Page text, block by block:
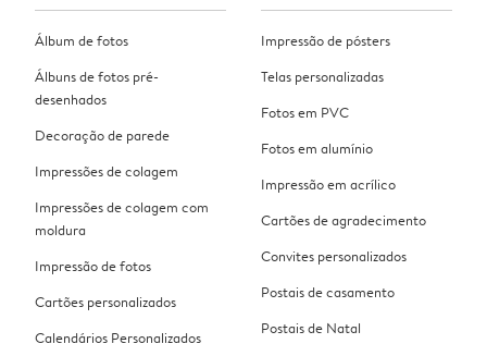
Álbum de fotos
Álbuns de fotos pré-
desenhados
Decoração de parede
Impressões de colagem
Impressões de colagem com
moldura
Impressão de fotos
Cartões personalizados
Calendários Personalizados
Impressão de pósters
Telas personalizadas
Fotos em PVC
Fotos em alumínio
Impressão em acrílico
Cartões de agradecimento
Convites personalizados
Postais de casamento
Postais de Natal